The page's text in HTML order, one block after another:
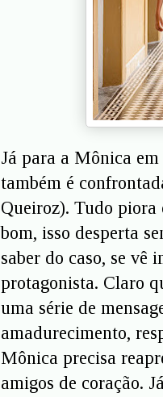
Já para a Mônica
também é
Queiroz). Tudo piora
bom, isso desperta
saber do caso, se vê
protagonista. Claro
uma série de
amadurecimento,
Mônica precisa
amigos de coração.